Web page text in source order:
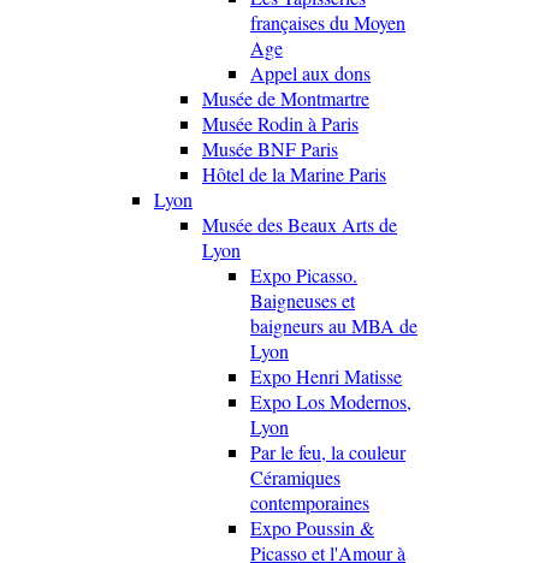
françaises du Moyen
Age
Appel aux dons
Musée de Montmartre
Musée Rodin à Paris
Musée BNF Paris
Hôtel de la Marine Paris
Lyon
Musée des Beaux Arts de
Lyon
Expo Picasso.
Baigneuses et
baigneurs au MBA de
Lyon
Expo Henri Matisse
Expo Los Modernos,
Lyon
Par le feu, la couleur
Céramiques
contemporaines
Expo Poussin &
Picasso et l'Amour à